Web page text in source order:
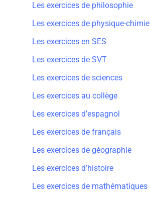
Les exercices de philosophie
Les exercices de physique-chimie
Les exercices en SES
Les exercices de SVT
Les exercices de sciences
Les exercices au collège
Les exercices d’espagnol
Les exercices de français
Les exercices de géographie
Les exercices d’histoire
Les exercices de mathématiques